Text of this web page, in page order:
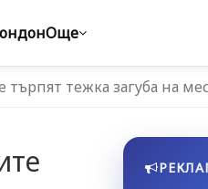
Още
тежка загуба на